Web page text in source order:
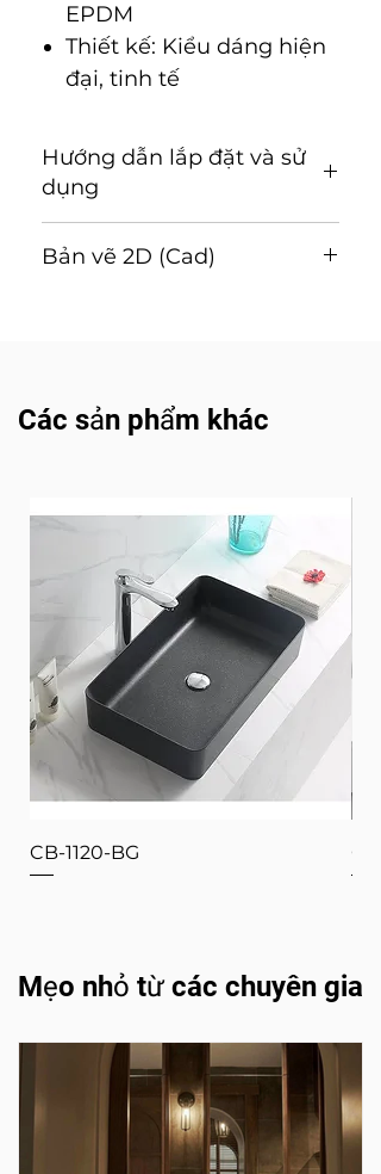
EPDM
Thiết kế: Kiểu dáng hiện
đại, tinh tế
Hướng dẫn lắp đặt và sử
dụng
dụng (Tải về)
Bản vẽ 2D (Cad)
Các sản phẩm khác
CB-1120-BG
Mẹo nhỏ từ các chuyên gia